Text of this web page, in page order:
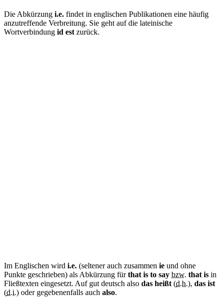
Die Abkürzung i.e. findet in englischen Publikationen eine häufig
anzutreffende Verbreitung. Sie geht auf die lateinische
Wortverbindung id est zurück.
Im Englischen wird i.e. (seltener auch zusammen ie und ohne
Punkte geschrieben) als Abkürzung fürthat is to say bzw. that is in
Fließtexten eingesetzt. Auf gut deutsch also das heißt (d.h.), das ist
(d.i.) oder gegebenenfalls auch also.